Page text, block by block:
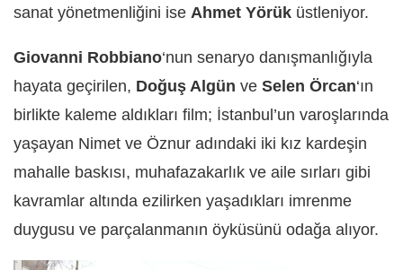
sanat yönetmenliğini ise Ahmet Yörük üstleniyor.
Giovanni Robbiano‘nun senaryo danışmanlığıyla
hayata geçirilen, Doğuş Algün ve Selen Örcan‘ın
birlikte kaleme aldıkları film; İstanbul’un varoşlarında
yaşayan Nimet ve Öznur adındaki iki kız kardeşin
mahalle baskısı, muhafazakarlık ve aile sırları gibi
kavramlar altında ezilirken yaşadıkları imrenme
duygusu ve parçalanmanın öyküsünü odağa alıyor.